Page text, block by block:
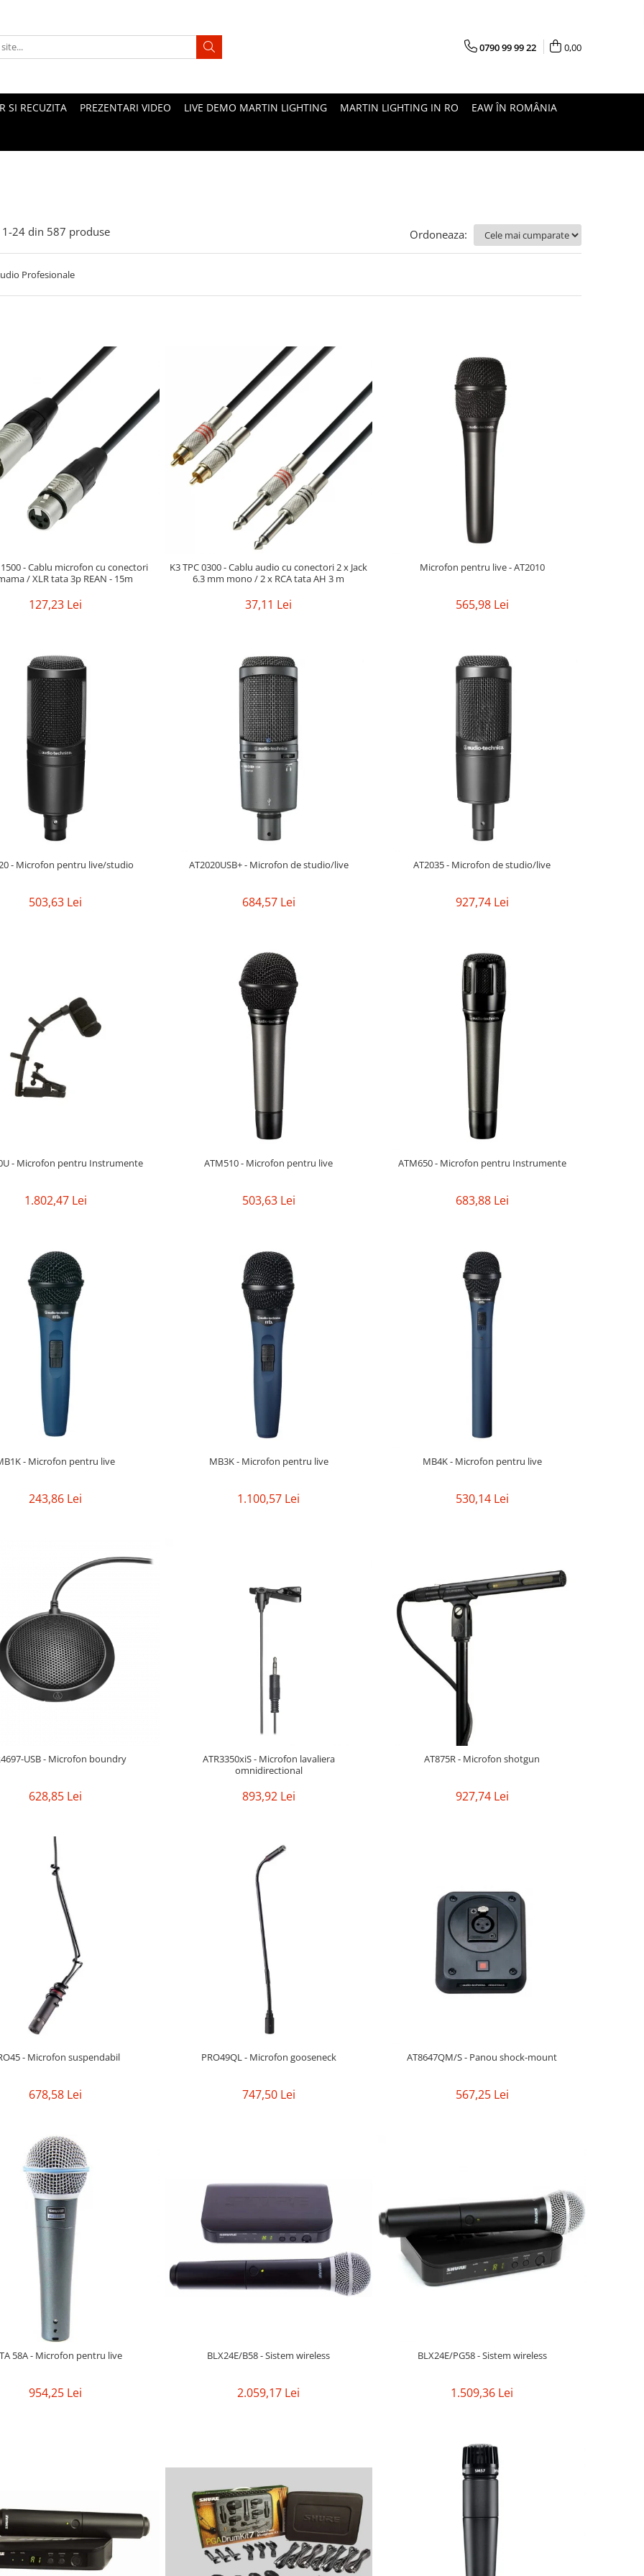
0790 99 99 22 0,00
SI RECUZITA PREZENTARI VIDEO LIVE DEMO MARTIN LIGHTING MARTIN LIGHTING IN RO EAW ÎN ROMÂNIA
1-24 din 587 produse Ordoneaza:
Profesionale
- Cablu microfon cu conectori
/ XLR tata 3p REAN - 15m
127,23 Lei
K3 TPC 0300 - Cablu audio cu conectori 2 x Jack
6.3 mm mono / 2 x RCA tata AH 3 m
37,11 Lei
Microfon pentru live - AT2010
565,98 Lei
- Microfon pentru live/studio
503,63 Lei
AT2020USB+ - Microfon de studio/live
684,57 Lei
AT2035 - Microfon de studio/live
927,74 Lei
- Microfon pentru Instrumente
1.802,47 Lei
ATM510 - Microfon pentru live
503,63 Lei
ATM650 - Microfon pentru Instrumente
683,88 Lei
- Microfon pentru live
243,86 Lei
MB3K - Microfon pentru live
1.100,57 Lei
MB4K - Microfon pentru live
530,14 Lei
USB - Microfon boundry
628,85 Lei
ATR3350xiS - Microfon lavaliera
omnidirectional
893,92 Lei
AT875R - Microfon shotgun
927,74 Lei
- Microfon suspendabil
678,58 Lei
PRO49QL - Microfon gooseneck
747,50 Lei
AT8647QM/S - Panou shock-mount
567,25 Lei
58A - Microfon pentru live
954,25 Lei
BLX24E/B58 - Sistem wireless
2.059,17 Lei
BLX24E/PG58 - Sistem wireless
1.509,36 Lei